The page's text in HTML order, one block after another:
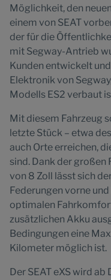
Möglichkeit, den
einem von SEAT
der für die
mit Segway-Antrieb
Kunden entwickelt
Elektronik von
Modells ES2 verbaut
Mit diesem Fahrzeug
letzte Stück – etwa
auch Orte erreichen,
sind. Dank der großen
von 8 Zoll lässt sich
Federungen vorne
optimalen
zusätzlichen Akku
Bedingungen eine
Kilometer möglich ist.
Der SEAT eXS wird